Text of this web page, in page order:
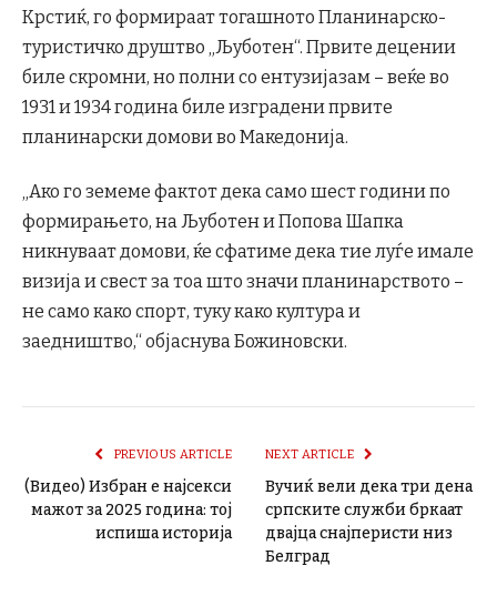
Крстиќ, го формираат тогашното Планинарско-
туристичко друштво „Љуботен“. Првите децении
биле скромни, но полни со ентузијазам – веќе во
1931 и 1934 година биле изградени првите
планинарски домови во Македонија.
„Ако го земеме фактот дека само шест години по
формирањето, на Љуботен и Попова Шапка
никнуваат домови, ќе сфатиме дека тие луѓе имале
визија и свест за тоа што значи планинарството –
не само како спорт, туку како култура и
заедништво,“ објаснува Божиновски.
PREVIOUS ARTICLE
(Видео) Избран е најсекси
мажот за 2025 година: тој
испиша историја
NEXT ARTICLE
Вучиќ вели дека три дена
српските служби бркаат
двајца снајперисти низ
Белград